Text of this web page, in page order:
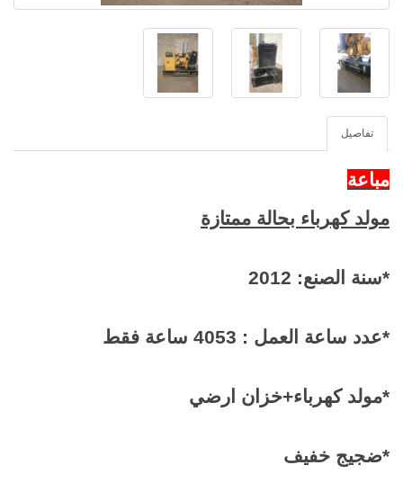
تفاصيل
مباعة
مولد كهرباء بحالة ممتازة
*سنة الصنع: 2012
*عدد ساعة العمل : 4053 ساعة فقط
*مولد كهرباء+خزان ارضي
*ضجيج خفيف